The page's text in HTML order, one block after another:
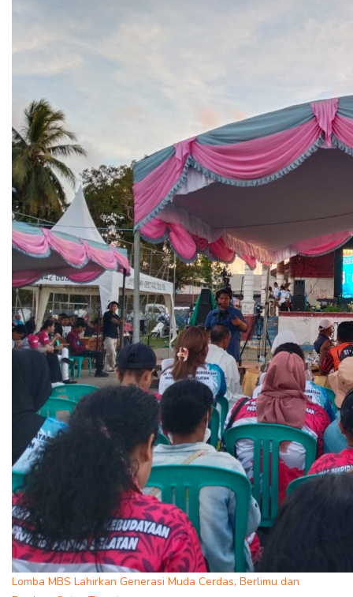
Lomba MBS Lahirkan Generasi Muda Cerdas, Berlimu dan